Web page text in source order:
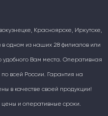
Красноярске, Иркутске,
одном из наших 28 филиалов или
удобного Вам места. Оперативная
всей России. Гарантия на
в качестве своей продукции!
и оперативные сроки.